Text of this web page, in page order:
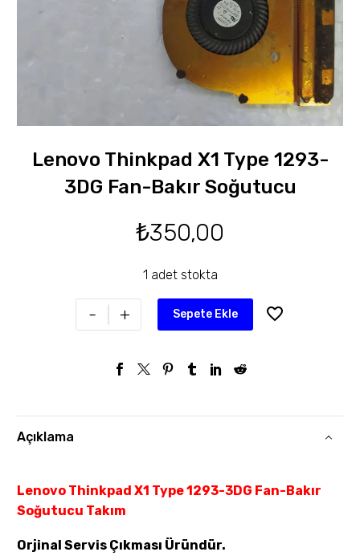
Lenovo Thinkpad X1 Type 1293-
3DG Fan-Bakır Soğutucu
₺350,00
1 adet stokta
- + Sepete Ekle
Açıklama
Lenovo Thinkpad X1 Type 1293-3DG Fan-Bakır
Soğutucu Takım
Orjinal Servis Çıkması Üründür.